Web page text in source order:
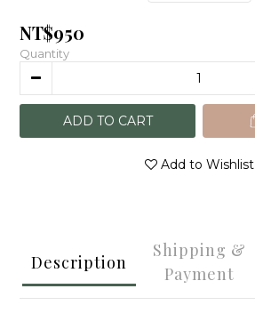
NT$950
Quantity
ADD TO CART
Add to Wishlist
Description
Shipping &
Payment